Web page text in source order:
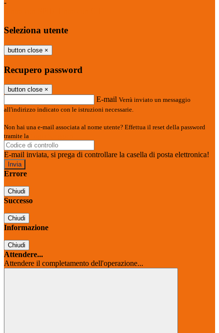
-
Seleziona utente
button close ×
Recupero password
button close ×
E-mail Verrà inviato un messaggio
all'indirizzo indicato con le istruzioni necessarie.
Non hai una e-mail associata al nome utente? Effettua il reset della password
tramite la
E-mail inviata, si prega di controllare la casella di posta elettronica!
Errore
Chiudi
Successo
Chiudi
Informazione
Chiudi
Attendere...
Attendere il completamento dell'operazione...